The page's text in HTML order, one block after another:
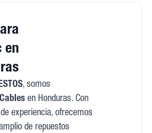
en
, somos
Cablesen Honduras. Con
experiencia, ofrecemos
de repuestos